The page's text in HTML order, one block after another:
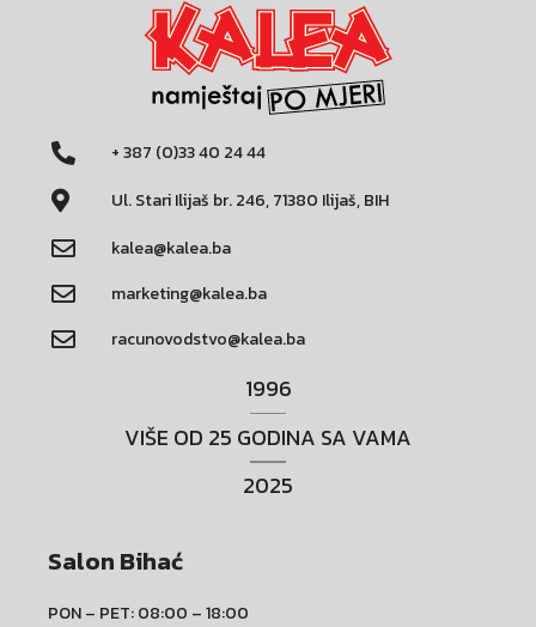
+ 387 (0)33 40 24 44
Ul. Stari Ilijaš br. 246, 71380 Ilijaš, BIH
kalea@kalea.ba
marketing@kalea.ba
racunovodstvo@kalea.ba
1996
VIŠE OD 25 GODINA SA VAMA
2025
Salon Bihać
PON – PET: 08:00 – 18:00